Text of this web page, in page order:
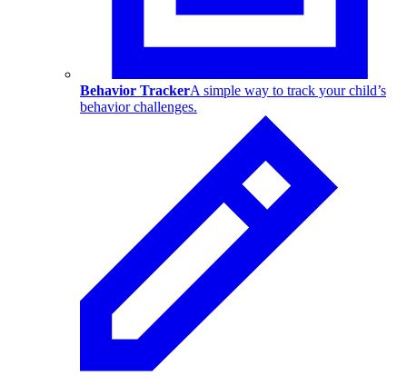
Behavior TrackerA simple way to track your child’s
behavior challenges.